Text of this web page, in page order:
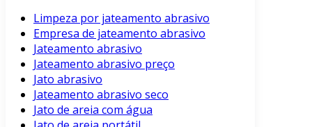
Limpeza por jateamento abrasivo
Empresa de jateamento abrasivo
Jateamento abrasivo
Jateamento abrasivo preço
Jato abrasivo
Jateamento abrasivo seco
Jato de areia com água